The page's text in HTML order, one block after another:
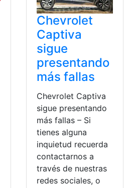
Chevrolet
Captiva
sigue
presentando
más fallas
Chevrolet Captiva
sigue presentando
más fallas – Si
tienes alguna
inquietud recuerda
contactarnos a
través de nuestras
redes sociales, o